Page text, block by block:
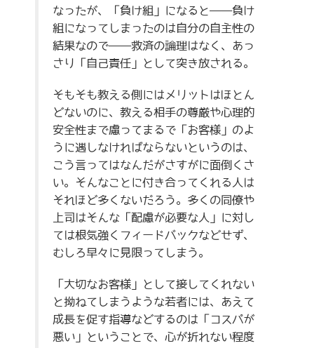
なったが、「負け組」になると――負け
組になってしまったのは自分の自主性の
結果なので――救済の論理はなく、あっ
さり「自己責任」として突き放される。
そもそも教える側にはメリットはほとん
どないのに、教える相手の尊厳や心理的
安全性まで慮ってまるで「お客様」のよ
うに遇しなければならないというのは、
こう言ってはなんだがさすがに面倒くさ
い。そんなことに付き合ってくれる人は
それほど多くないだろう。多くの同僚や
上司はそんな「配慮が必要な人」に対し
ては根気強くフィードバックなどせず、
むしろ早々に見限ってしまう。
「大切なお客様」として接してくれない
と拗ねてしまうような若者には、あえて
成長を促す指導などするのは「コスパが
悪い」ということで、心が折れない程度